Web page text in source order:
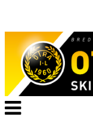
Veksle
navigasjon